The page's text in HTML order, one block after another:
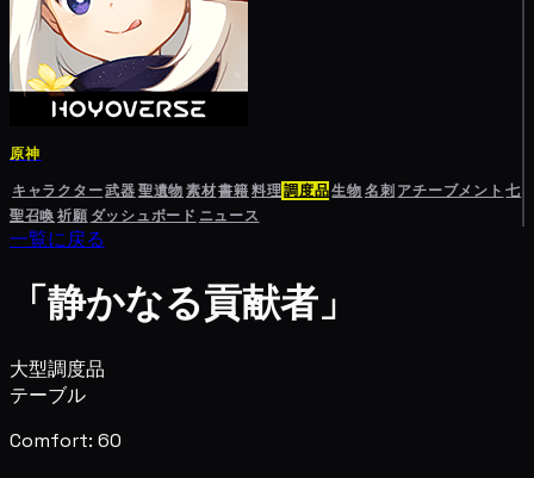
原神
キャラクター武器聖遺物素材書籍料理調度品生物名刺 アチーブメント 七
聖召喚祈願 ダッシュボード ニュース
一覧に戻る
「静かなる貢献者」
大型調度品
テーブル
Comfort: 60